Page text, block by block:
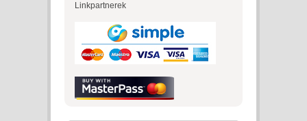
Linkpartnerek